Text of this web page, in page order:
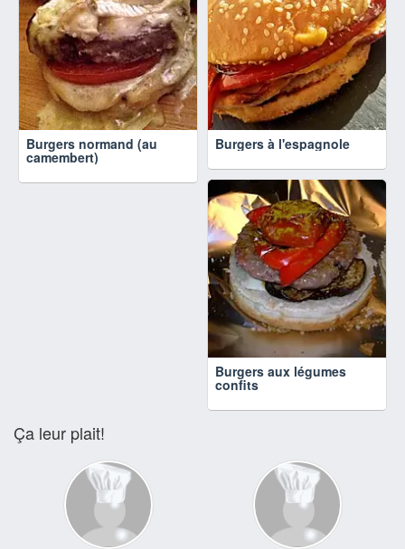
Burgers normand (au
camembert)
Burgers à l'espagnole
Burgers aux légumes
confits
Ça leur plait!